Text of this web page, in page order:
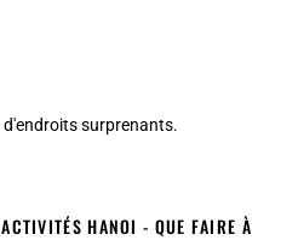
d'endroits surprenants.
HANOI - QUE FAIRE À